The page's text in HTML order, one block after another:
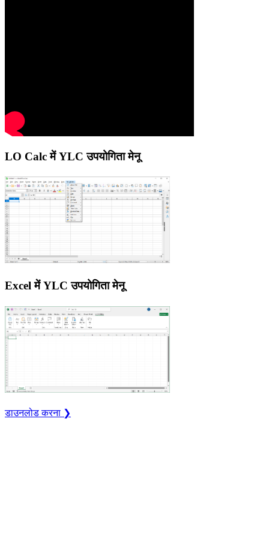
LO Calc में YLC उपयोगिता मेनू
Excel में YLC उपयोगिता मेनू
डाउनलोड करना ❯